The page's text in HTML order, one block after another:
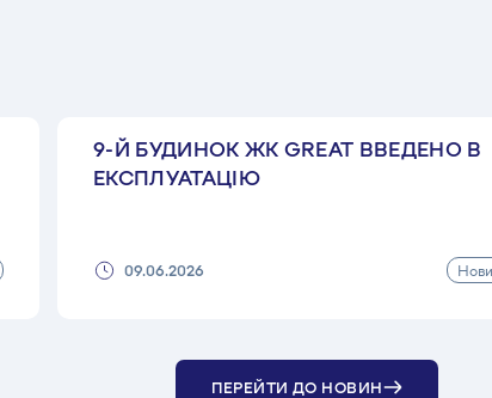
9-Й БУДИНОК ЖК GREAT ВВЕДЕНО В
ЕКСПЛУАТАЦІЮ
09.06.2026
ПЕРЕЙТИ ДО НОВИН